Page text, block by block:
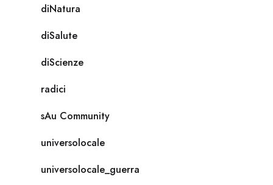
diNatura
diSalute
diScienze
radici
sAu Community
universolocale
universolocale_guerra